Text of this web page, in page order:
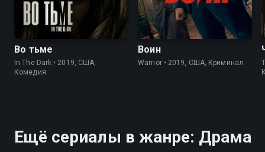
7.4 7.5
Во тьме
In The Dark • 2019, США,
Комедия
8.2 8.4
Воин
Warrior • 2019, США, Криминал
Ещё сериалы в жанре: Драма